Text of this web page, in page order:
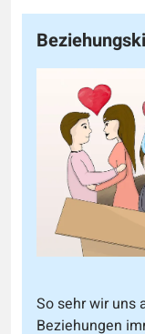
So sehr wir uns
Beziehungen